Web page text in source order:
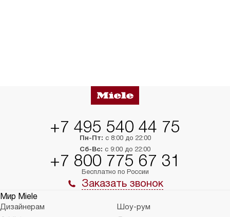
+7 495 540 44 75
Пн-Пт: с 8:00 до 22:00
Сб-Вс: с 9:00 до 22:00
+7 800 775 67 31
Бесплатно по России
Заказать звонок
Мир Miele
Дизайнерам
Шоу-рум